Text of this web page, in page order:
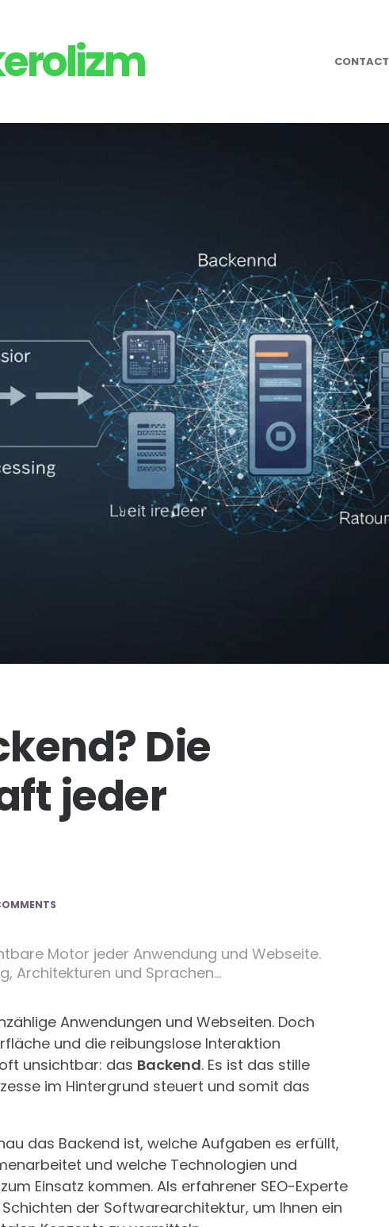
CONTACT
Die
jeder
Motor jeder Anwendung und Webseite.
Architekturen und Sprachen…
Anwendungen und Webseiten. Doch
und die reibungslose Interaktion
unsichtbar: das Backend. Es ist das stille
im Hintergrund steuert und somit das
das Backend ist, welche Aufgaben es erfüllt,
und welche Technologien und
Einsatz kommen. Als erfahrener SEO-Experte
der Softwarearchitektur, um Ihnen ein